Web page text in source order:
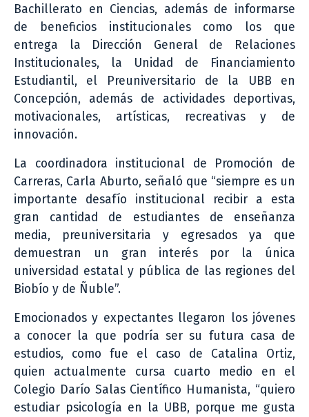
Bachillerato en Ciencias, además de informarse
de beneficios institucionales como los que
entrega la Dirección General de Relaciones
Institucionales, la Unidad de Financiamiento
Estudiantil, el Preuniversitario de la UBB en
Concepción, además de actividades deportivas,
motivacionales, artísticas, recreativas y de
innovación.
La coordinadora institucional de Promoción de
Carreras, Carla Aburto, señaló que “siempre es un
importante desafío institucional recibir a esta
gran cantidad de estudiantes de enseñanza
media, preuniversitaria y egresados ya que
demuestran un gran interés por la única
universidad estatal y pública de las regiones del
Biobío y de Ñuble”.
Emocionados y expectantes llegaron los jóvenes
a conocer la que podría ser su futura casa de
estudios, como fue el caso de Catalina Ortiz,
quien actualmente cursa cuarto medio en el
Colegio Darío Salas Científico Humanista, “quiero
estudiar psicología en la UBB, porque me gusta